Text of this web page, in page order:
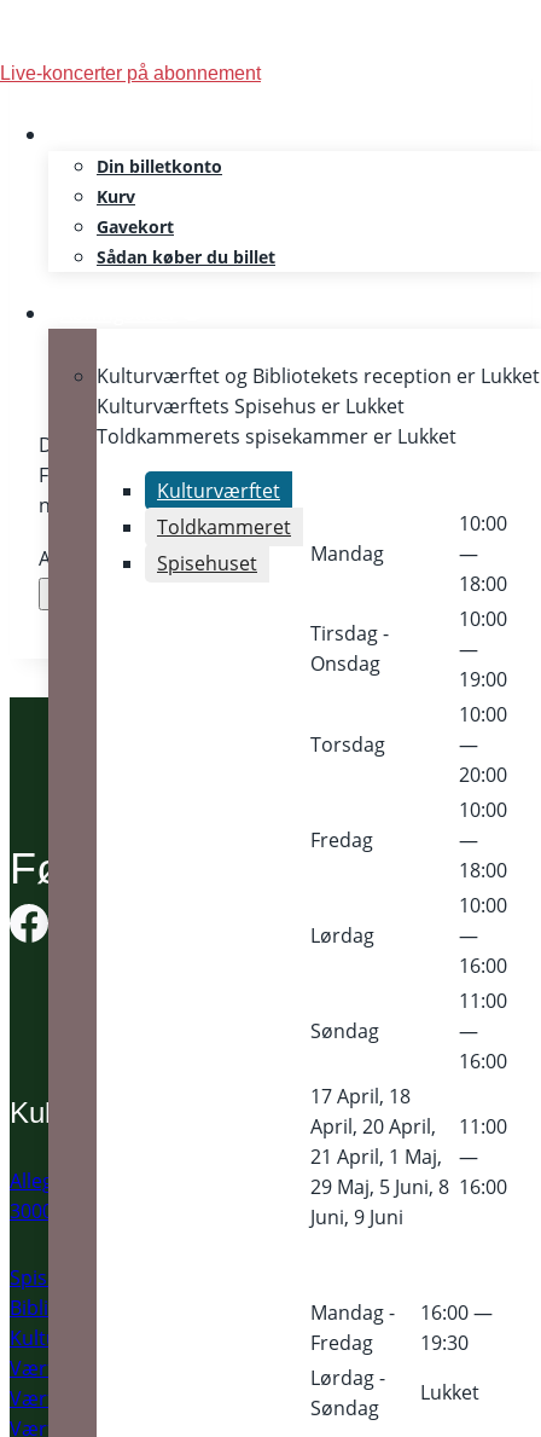
to
Live-koncerter på abonnement
Din billetkonto
Kurv
Gavekort
Sådan køber du billet
Kulturværftet og Bibliotekets reception er Lukket
Kulturværftets Spisehus er Lukket
Toldkammerets spisekammer er Lukket
Kulturværftet
Toldkammeret
Spisehuset
Mandag
10:00
—
18:00
Tirsdag -
Onsdag
10:00
—
19:00
Torsdag
10:00
—
20:00
Fredag
10:00
—
18:00
Lørdag
10:00
—
16:00
Søndag
11:00
—
16:00
17 April, 18
April, 20 April,
21 April, 1 Maj,
29 Maj, 5 Juni, 8
Juni, 9 Juni
11:00
—
16:00
Mandag -
Fredag
16:00 —
19:30
Lørdag -
Søndag
Lukket
Dette indhold er beskyttet med en adgangskode.
For at se det skal du indtaste adgangskoden
nedenfor.
Adgangskode:
Følg os på
Kulturværftet
Allegade 2
3000 Helsingør
Spisehuset
Biblioteket
Kulturhavnen
Værftsmuseet
Værftsmadmarked
Værftshallerne